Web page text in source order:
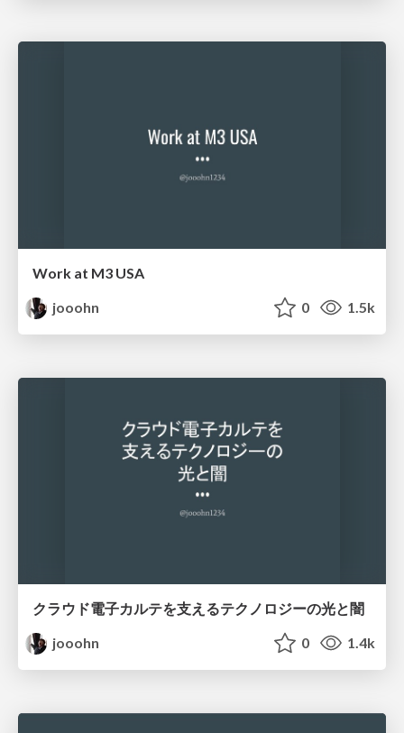
Work at M3 USA
jooohn
0 1.5k
クラウド電子カルテを支えるテクノロジーの光と闇
jooohn
0 1.4k